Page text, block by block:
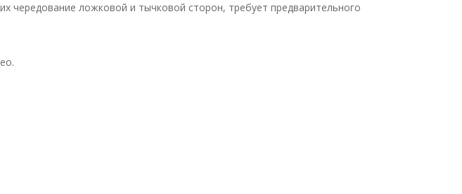
чередование ложковой и тычковой сторон, требует предварительного